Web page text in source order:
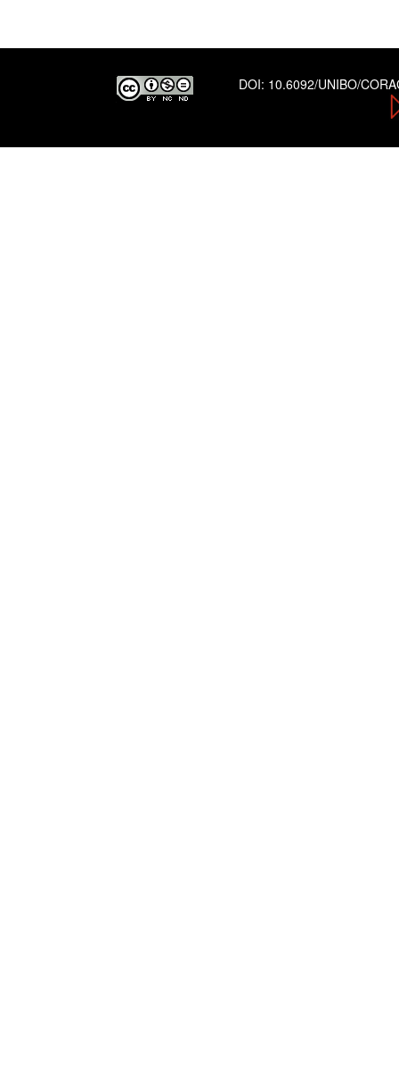
DOI: 10.6092/UNIBO/